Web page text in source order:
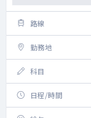
路線
勤務地
科目
日程/時間